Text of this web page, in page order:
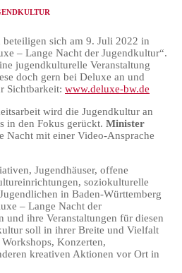
sich am 9. Juli 2022 in
– Lange Nacht der Jugendkultur“.
jugendkulturelle Veranstaltung
doch gern bei Deluxe an und
Sichtbarkeit: www.deluxe-bw.de
wird die Jugendkultur an
in den Fokus gerückt. Minister
Nacht mit einer Video-Ansprache
Jugendhäuser, offene
soziokulturelle
in Baden-Württemberg
– Lange Nacht der
und ihre Veranstaltungen für diesen
soll in ihrer Breite und Vielfalt
Konzerten,
kreativen Aktionen vor Ort in